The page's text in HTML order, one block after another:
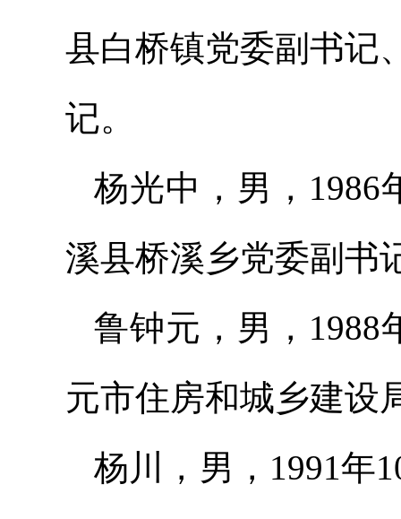
县白桥镇党委副书记
记。
杨光中，男，1986
溪县桥溪乡党委副书
鲁钟元，男，1988
元市住房和城乡建设
杨川，男，1991年